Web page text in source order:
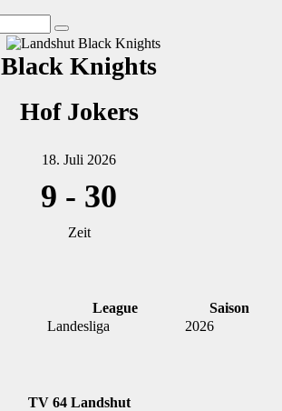
Black Knights
Hof Jokers
18. Juli 2026
9 - 30
Zeit
League
Saison
Landesliga 2026
TV 64 Landshut